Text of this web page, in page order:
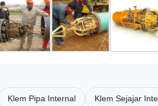
Klem Pipa Internal Klem Sejajar